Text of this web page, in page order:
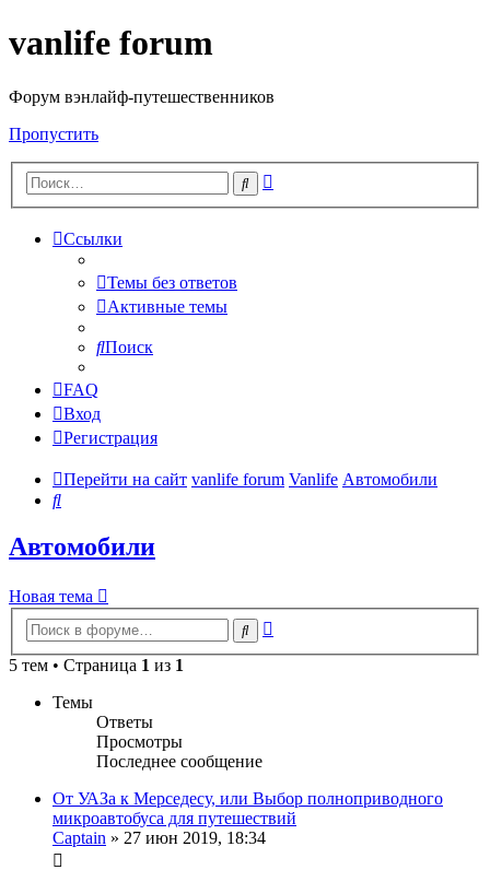
vanlife forum
Форум вэнлайф-путешественников
Пропустить
Поиск
Ссылки
Темы без ответов
Активные темы
Поиск
FAQ
Вход
Регистрация
Перейти на сайт vanlife forum Vanlife Автомобили
Поиск
Автомобили
Новая тема
Поиск
5 тем • Страница 1 из 1
Темы
Ответы
Просмотры
Последнее сообщение
От УАЗа к Мерседесу, или Выбор полноприводного
микроавтобуса для путешествий
Captain » 27 июн 2019, 18:34